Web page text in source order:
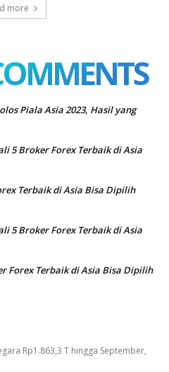
more
Piala Asia 2023, Hasil yang
5 Broker Forex Terbaik di Asia
Terbaik di Asia Bisa Dipilih
5 Broker Forex Terbaik di Asia
Forex Terbaik di Asia Bisa Dipilih